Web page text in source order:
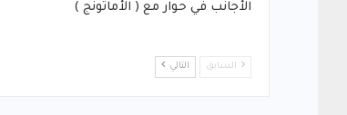
الأجانب في حوار مع ( الأماتونج )
السابق التالي